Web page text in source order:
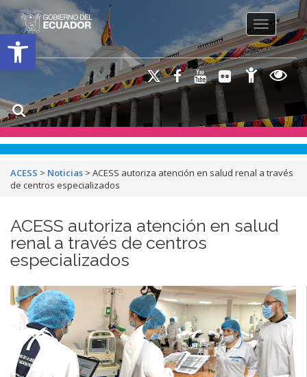
Open toolbar
Toggle
ACESS > Noticias > ACESS autoriza atención en salud renal a través
de centros especializados
ACESS autoriza atención en salud
renal a través de centros
especializados